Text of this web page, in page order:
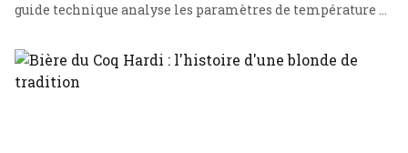
guide technique analyse les paramètres de température et
grasse.